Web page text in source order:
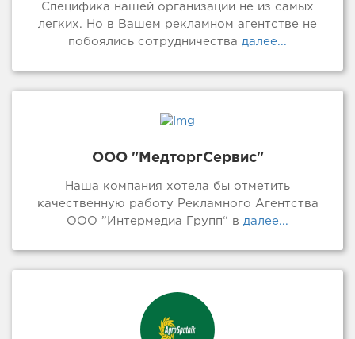
Специфика нашей организации не из самых
легких. Но в Вашем рекламном агентстве не
побоялись сотрудничества далее...
ООО "МедторгСервис"
Наша компания хотела бы отметить
качественную работу Рекламного Агентства
ООО ”Интермедиа Групп“ в далее...